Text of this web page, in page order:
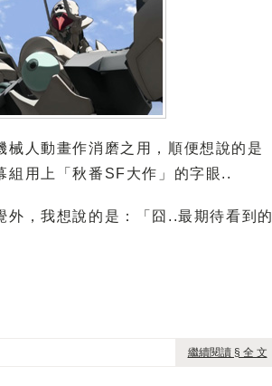
人動畫作消磨之用，順便想說的是
組用上「秋番SF大作」的字眼..
，我想說的是：「囧..最期待看到的
繼續閱讀 § 全 文